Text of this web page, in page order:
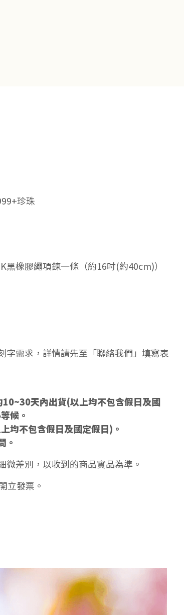
珍珠
黑橡膠繩項鍊一條（約16吋(約40cm)）
字需求，詳情請先至「聯絡我們」填寫表
天內出貨(以上均不包含假日及國
候。
不包含假日及國定假日)。
。
差別，以收到的商品實品為準。
立發票。